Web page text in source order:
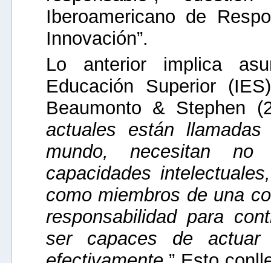
Iberoamericano de
Innovación”.
Lo anterior implica
Educación Superior
Beaumonto & Stephen
actuales están
mundo, necesitan
capacidades
como miembros de una
responsabilidad para
ser capaces de